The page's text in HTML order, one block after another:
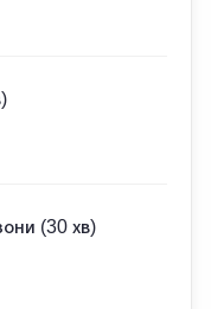
(30 хв)